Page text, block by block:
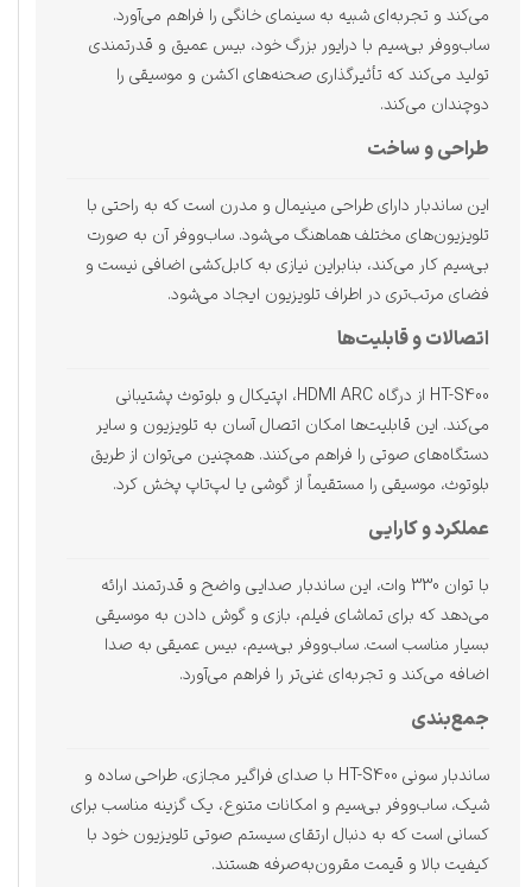
می‌کند و تجربه‌ای شبیه به سینمای خانگی را فراهم می‌آورد.
ساب‌ووفر بی‌سیم با درایور بزرگ خود، بیس عمیق و قدرتمندی
تولید می‌کند که تأثیرگذاری صحنه‌های اکشن و موسیقی را
دوچندان می‌کند.
طراحی و ساخت
این ساندبار دارای طراحی مینیمال و مدرن است که به راحتی با
تلویزیون‌های مختلف هماهنگ می‌شود. ساب‌ووفر آن به صورت
بی‌سیم کار می‌کند، بنابراین نیازی به کابل‌کشی اضافی نیست و
فضای مرتب‌تری در اطراف تلویزیون ایجاد می‌شود.
اتصالات و قابلیت‌ها
HT-S400 از درگاه HDMI ARC، اپتیکال و بلوتوث پشتیبانی
می‌کند. این قابلیت‌ها امکان اتصال آسان به تلویزیون و سایر
دستگاه‌های صوتی را فراهم می‌کنند. همچنین می‌توان از طریق
بلوتوث، موسیقی را مستقیماً از گوشی یا لپ‌تاپ پخش کرد.
عملکرد و کارایی
با توان 330 وات، این ساندبار صدایی واضح و قدرتمند ارائه
می‌دهد که برای تماشای فیلم، بازی و گوش دادن به موسیقی
بسیار مناسب است. ساب‌ووفر بی‌سیم، بیس عمیقی به صدا
اضافه می‌کند و تجربه‌ای غنی‌تر را فراهم می‌آورد.
جمع‌بندی
ساندبار سونی HT-S400 با صدای فراگیر مجازی، طراحی ساده و
شیک، ساب‌ووفر بی‌سیم و امکانات متنوع، یک گزینه مناسب برای
کسانی است که به دنبال ارتقای سیستم صوتی تلویزیون خود با
کیفیت بالا و قیمت مقرون‌به‌صرفه هستند.